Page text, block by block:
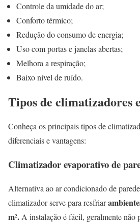
Controle da umidade do ar;
Conforto térmico;
Redução do consumo de energia;
Uso com portas e janelas abertas;
Melhora a respiração;
Baixo nível de ruído.
Tipos de climatizadores
Conheça os principais tipos de
diferenciais e vantagens:
Climatizador evaporativo de
Alternativa ao ar condicionado de
climatizador serve para resfriar
m². A instalação é fácil, geralmente não